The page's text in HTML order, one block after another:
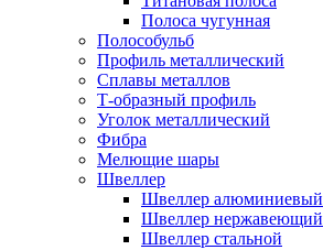
Полоса чугунная
Полособульб
Профиль металлический
Сплавы металлов
Т-образный профиль
Уголок металлический
Фибра
Мелющие шары
Швеллер
Швеллер алюминиевый
Швеллер нержавеющий
Швеллер стальной